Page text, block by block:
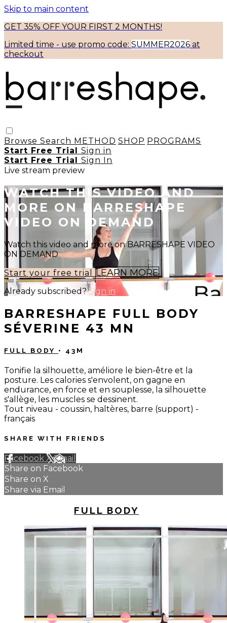
Skip to main content
GET 35% OFF YOUR FIRST 2 MONTHS!
Limited time - use promo code: SUMMER2026 at
checkout
Browse Search METHOD SHOP PROGRAMS
Start Free Trial Sign in
Start Free Trial Sign In
Live stream preview
WATCH THIS VIDEO AND
MORE ON BARRESHAPE
VIDEO ON DEMAND
Watch this video and more on BARRESHAPE VIDEO
ON DEMAND
Start your free trial LEARN MORE
Already subscribed?Sign in
BARRESHAPE FULL BODY
SÉVERINE 43 MN
FULL BODY • 43M
Tonifie la silhouette, améliore le bien-être et la
posture. Les calories s'envolent, on gagne en
endurance, en force et en souplesse, la silhouette
s'allège, les muscles se dessinent.
Tout niveau - coussin, haltères, barre (support) -
français
SHARE WITH FRIENDS
Facebook XEmail
Share on Facebook
Share on X
Share via Email
FULL BODY